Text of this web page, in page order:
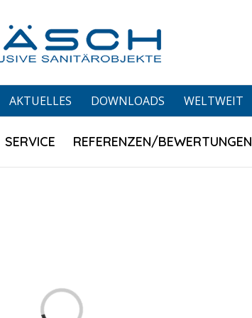
AKTUELLES DOWNLOADS WELTWEIT
SERVICE REFERENZEN/BEWERTUNGEN